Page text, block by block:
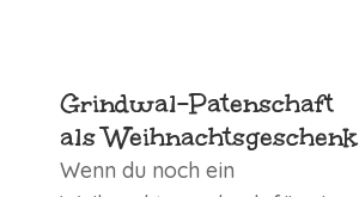
Grindwal-Patenschaft
als Weihnachtsgeschenk
Wenn du noch ein